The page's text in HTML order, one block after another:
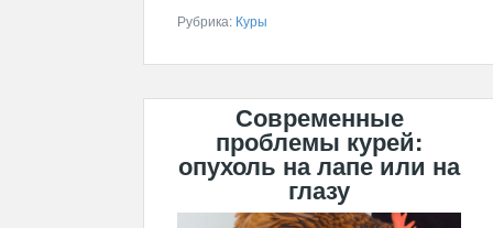
Рубрика: Куры
Современные
проблемы курей:
опухоль на лапе или на
глазу